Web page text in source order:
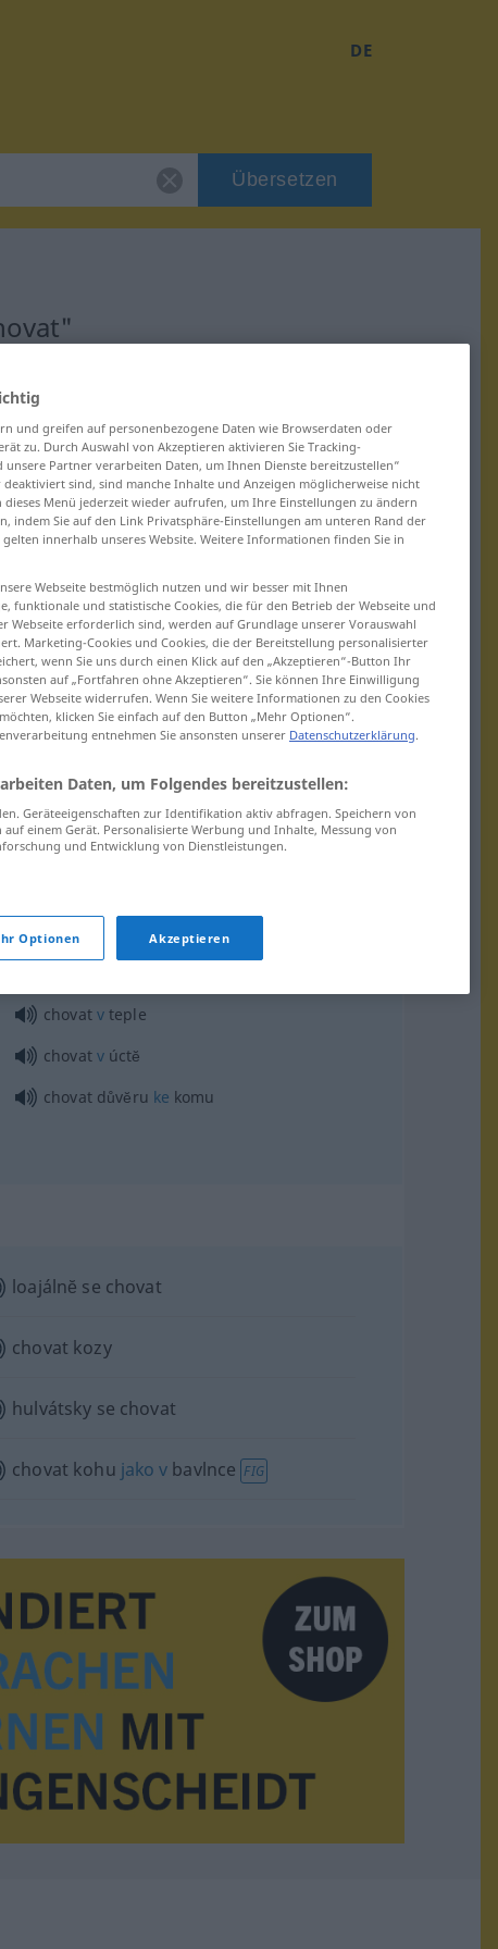
DE
Übersetzen
chovat
chovat
chovat
chovat vteple
chovat vúctĕ
chovat důvĕru ke komu
loajálnĕ se chovat
chovat kozy
hulvátsky se chovat
chovat kohu jako v bavlnce FIG
und greifen auf personenbezogene Daten wie Browserdaten oder
zu. Durch Auswahl von Akzeptieren aktivieren Sie Tracking-
Partner verarbeiten Daten, um Ihnen Dienste bereitzustellen“
sind, sind manche Inhalte und Anzeigen möglicherweise nicht
dieses Menü jederzeit wieder aufrufen, um Ihre Einstellungen zu ändern
indem Sie auf den Link Privatsphäre-Einstellungen am unteren Rand der
innerhalb unseres Website. Weitere Informationen finden Sie in
Webseite bestmöglich nutzen und wir besser mit Ihnen
funktionale und statistische Cookies, die für den Betrieb der Webseite und
Webseite erforderlich sind, werden auf Grundlage unserer Vorauswahl
Marketing-Cookies und Cookies, die der Bereitstellung personalisierter
wenn Sie uns durch einen Klick auf den „Akzeptieren“-Button Ihr
auf „Fortfahren ohne Akzeptieren“. Sie können Ihre Einwilligung
Webseite widerrufen. Wenn Sie weitere Informationen zu den Cookies
klicken Sie einfach auf den Button „Mehr Optionen“.
entnehmen Sie ansonsten unserer Datenschutzerklärung.
Daten, um Folgendes bereitzustellen:
Geräteeigenschaften zur Identifikation aktiv abfragen. Speichern von
einem Gerät. Personalisierte Werbung und Inhalte, Messung von
und Entwicklung von Dienstleistungen.
Optionen Akzeptieren